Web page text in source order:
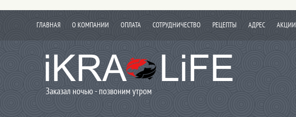
ГЛАВНАЯ О КОМПАНИИ ОПЛАТА СОТРУДНИЧЕСТВО РЕЦЕПТЫ АДРЕС АКЦИИ
Заказал ночью - позвоним утром